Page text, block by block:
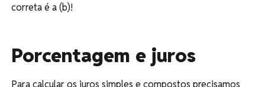
correta é a (b)!
Porcentagem e juros
Para calcular os juros simples e compostos precisamos